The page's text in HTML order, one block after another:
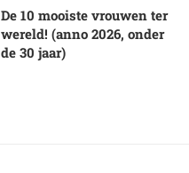
De 10 mooiste vrouwen ter
wereld! (anno 2026, onder
de 30 jaar)